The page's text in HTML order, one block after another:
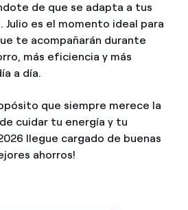
de que se adapta a tus
Julio es el momento ideal para
te acompañarán durante
más eficiencia y más
a día.
que siempre merece la
cuidar tu energía y tu
llegue cargado de buenas
ahorros!